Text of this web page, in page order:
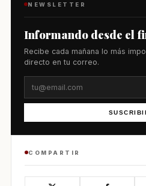
NEWSLETTER
Informando desde el
Recibe cada mañana lo más
directo en tu correo.
COMPARTIR